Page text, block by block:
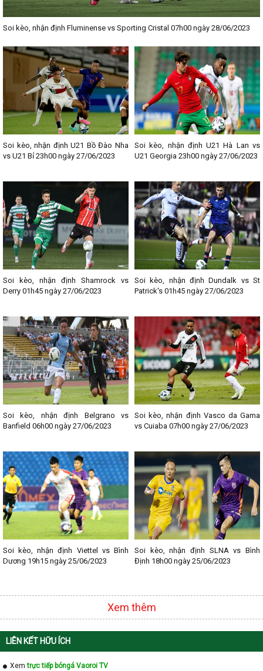
Soi kèo, nhận định Fluminense vs Sporting Cristal 07h00 ngày 28/06/2023
Soi kèo, nhận định U21 Bồ Đào Nha
vs U21 Bỉ 23h00 ngày 27/06/2023
Soi kèo, nhận định U21 Hà Lan vs
U21 Georgia 23h00 ngày 27/06/2023
Soi kèo, nhận định Shamrock vs
Derry 01h45 ngày 27/06/2023
Soi kèo, nhận định Dundalk vs St
Patrick's 01h45 ngày 27/06/2023
Soi kèo, nhận định Belgrano vs
Banfield 06h00 ngày 27/06/2023
Soi kèo, nhận định Vasco da Gama
vs Cuiaba 07h00 ngày 27/06/2023
Soi kèo, nhận định Viettel vs Bình
Dương 19h15 ngày 25/06/2023
Soi kèo, nhận định SLNA vs Bình
Định 18h00 ngày 25/06/2023
Xem thêm
LIÊN KẾT HỮU ÍCH
Xemtrực tiếp bóngá Vaoroi TV